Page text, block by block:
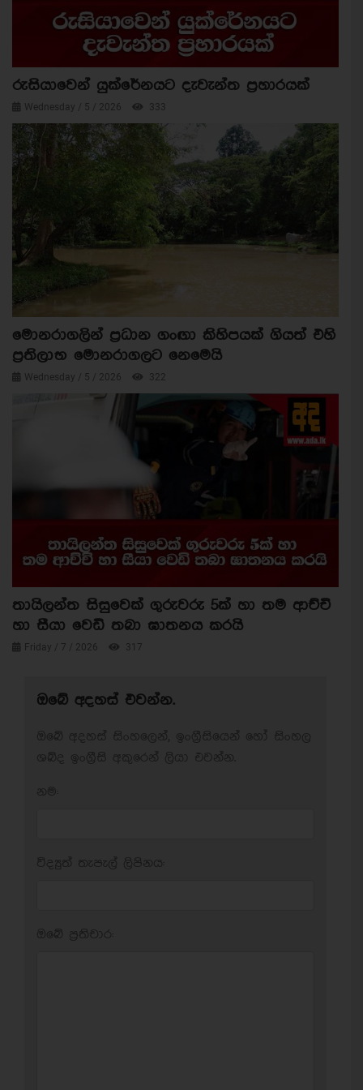
රුසියාවෙන් යුක්රේනයට දැවැන්ත ප්‍රහාරයක්
Wednesday / 5 / 2026 333
මොනරාගලින් ප්‍රධාන ගංඟා කිහිපයක් ගියත් එහි
ප්‍රතිලාභ මොනරාගලට නෙමෙයි
Wednesday / 5 / 2026 322
තායිලන්ත සිසුවෙක් ගුරුවරු 5ක් හා තම ආච්චි
හා සීයා වෙඩි තබා ඝාතනය කරයි
Friday / 7 / 2026 317
ඔබේ අදහස් එවන්න.